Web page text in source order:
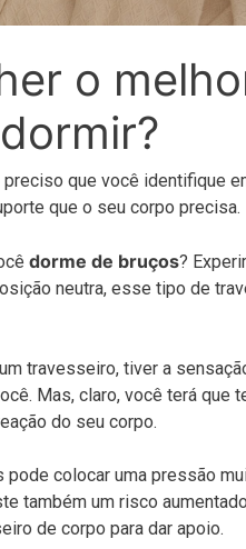
o
que você identifique
que o seu corpo precisa.
dorme de bruços?
neutra, esse tipo de
travesseiro, tiver a
Mas, claro, você terá
do seu corpo.
pode colocar uma pressão
também um risco
de corpo para dar apoio.